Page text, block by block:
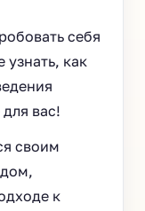
себя
узнать, как
вас!
своим
к